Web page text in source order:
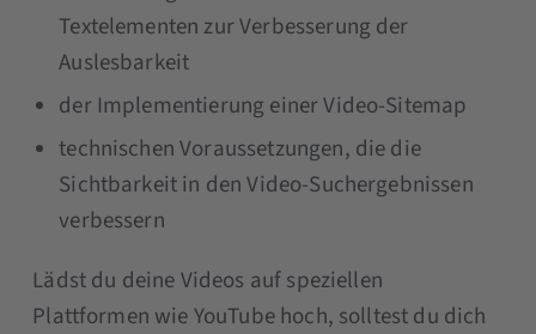
Textelementen zur Verbesserung der
Auslesbarkeit
der Implementierung einer Video-Sitemap
technischen Voraussetzungen, die die
Sichtbarkeit in den Video-Suchergebnissen
verbessern
Lädst du deine Videos auf speziellen
Plattformen wie YouTube hoch, solltest du dich